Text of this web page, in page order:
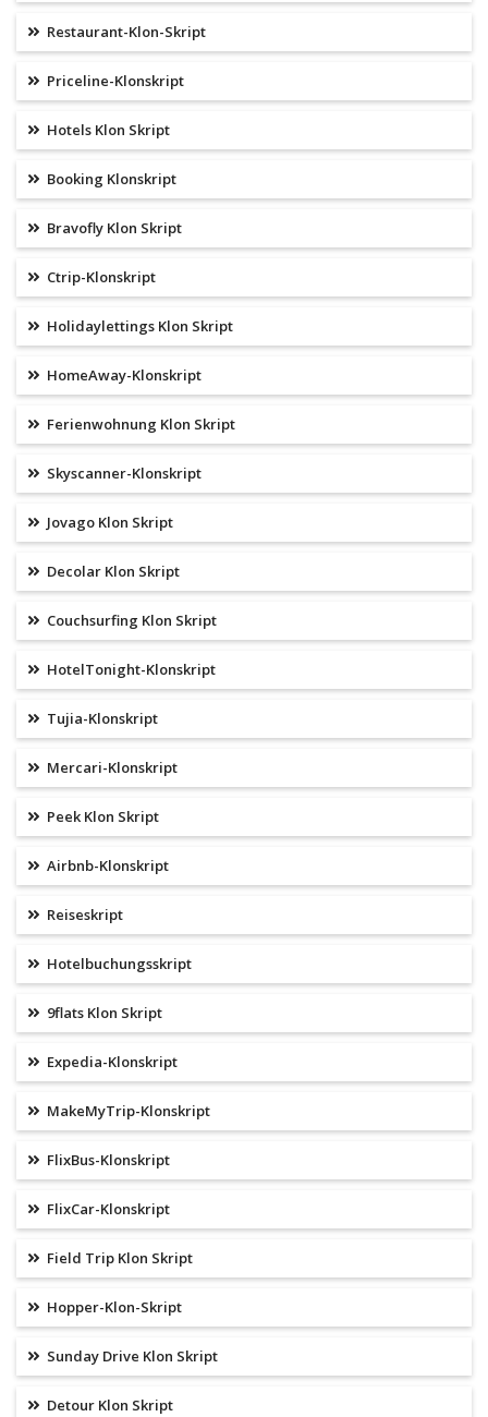
Restaurant-Klon-Skript
Priceline-Klonskript
Hotels Klon Skript
Booking Klonskript
Bravofly Klon Skript
Ctrip-Klonskript
Holidaylettings Klon Skript
HomeAway-Klonskript
Ferienwohnung Klon Skript
Skyscanner-Klonskript
Jovago Klon Skript
Decolar Klon Skript
Couchsurfing Klon Skript
HotelTonight-Klonskript
Tujia-Klonskript
Mercari-Klonskript
Peek Klon Skript
Airbnb-Klonskript
Reiseskript
Hotelbuchungsskript
9flats Klon Skript
Expedia-Klonskript
MakeMyTrip-Klonskript
FlixBus-Klonskript
FlixCar-Klonskript
Field Trip Klon Skript
Hopper-Klon-Skript
Sunday Drive Klon Skript
Detour Klon Skript